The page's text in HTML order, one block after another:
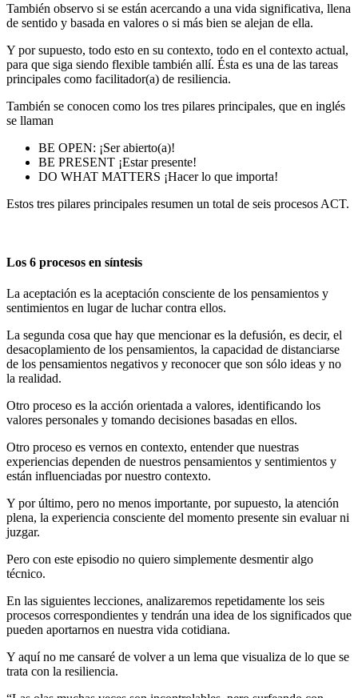
También observo si se están acercando a una vida significativa, llena
de sentido y basada en valores o si más bien se alejan de ella.
Y por supuesto, todo esto en su contexto, todo en el contexto actual,
para que siga siendo flexible también allí. Ésta es una de las tareas
principales como facilitador(a) de resiliencia.
También se conocen como los tres pilares principales, que en inglés
se llaman
BE OPEN: ¡Ser abierto(a)!
BE PRESENT ¡Estar presente!
DO WHAT MATTERS ¡Hacer lo que importa!
Estos tres pilares principales resumen un total de seis procesos ACT.
Los 6 procesos en síntesis
La aceptación es la aceptación consciente de los pensamientos y
sentimientos en lugar de luchar contra ellos.
La segunda cosa que hay que mencionar es la defusión, es decir, el
desacoplamiento de los pensamientos, la capacidad de distanciarse
de los pensamientos negativos y reconocer que son sólo ideas y no
la realidad.
Otro proceso es la acción orientada a valores, identificando los
valores personales y tomando decisiones basadas en ellos.
Otro proceso es vernos en contexto, entender que nuestras
experiencias dependen de nuestros pensamientos y sentimientos y
están influenciadas por nuestro contexto.
Y por último, pero no menos importante, por supuesto, la atención
plena, la experiencia consciente del momento presente sin evaluar ni
juzgar.
Pero con este episodio no quiero simplemente desmentir algo
técnico.
En las siguientes lecciones, analizaremos repetidamente los seis
procesos correspondientes y tendrán una idea de los significados que
pueden aportarnos en nuestra vida cotidiana.
Y aquí no me cansaré de volver a un lema que visualiza de lo que se
trata con la resiliencia.